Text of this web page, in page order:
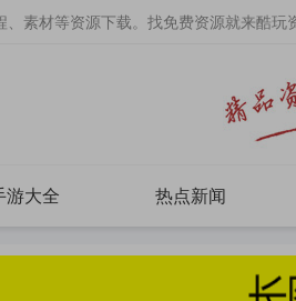
素材等资源下载。找免费资源就来酷玩
游大全 热点新闻